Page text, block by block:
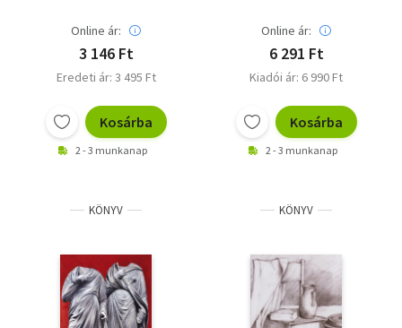
Online ár:
3 146 Ft
Eredeti ár: 3 495 Ft
Kosárba
2 - 3 munkanap
Online ár:
6 291 Ft
Kiadói ár: 6 990 Ft
Kosárba
2 - 3 munkanap
KÖNYV KÖNYV